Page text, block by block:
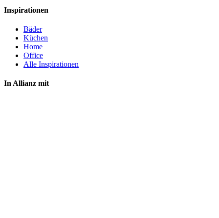
Inspirationen
Bäder
Küchen
Home
Office
Alle Inspirationen
In Allianz mit